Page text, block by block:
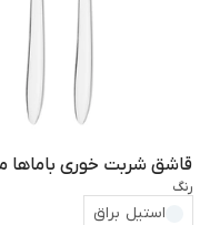
قاشق شربت خوری باماها مدل 111 فلوریدا بسته
رنگ
استیل براق